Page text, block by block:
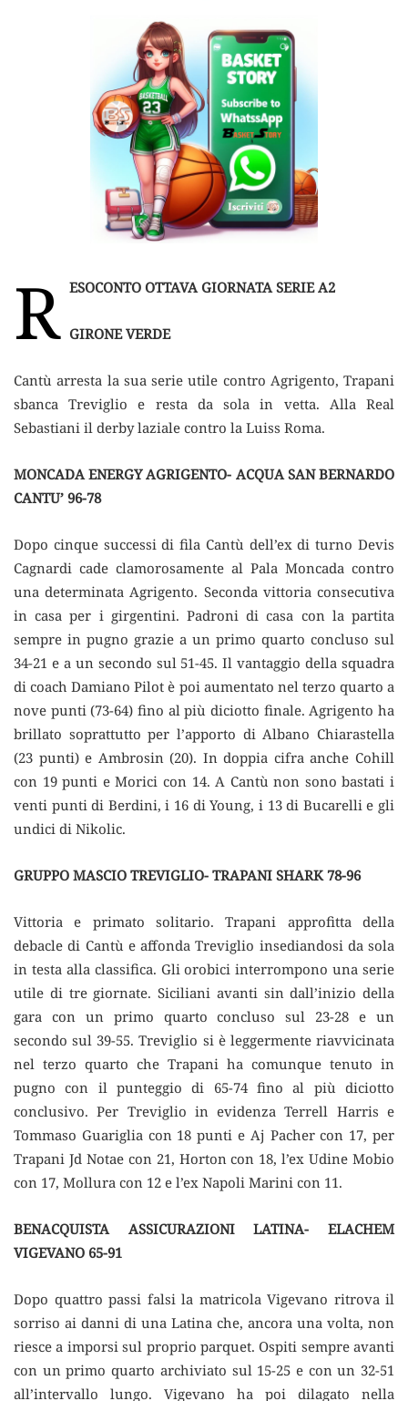
R ESOCONTO OTTAVA GIORNATA SERIE A2
GIRONE VERDE
Cantù arresta la sua serie utile contro Agrigento, Trapani
sbanca Treviglio e resta da sola in vetta. Alla Real
Sebastiani il derby laziale contro la Luiss Roma.
MONCADA ENERGY AGRIGENTO- ACQUA SAN BERNARDO
CANTU’ 96-78
Dopo cinque successi di fila Cantù dell’ex di turno Devis
Cagnardi cade clamorosamente al Pala Moncada contro
una determinata Agrigento. Seconda vittoria consecutiva
in casa per i girgentini. Padroni di casa con la partita
sempre in pugno grazie a un primo quarto concluso sul
34-21 e a un secondo sul 51-45. Il vantaggio della squadra
di coach Damiano Pilot è poi aumentato nel terzo quarto a
nove punti (73-64) fino al più diciotto finale. Agrigento ha
brillato soprattutto per l’apporto di Albano Chiarastella
(23 punti) e Ambrosin (20). In doppia cifra anche Cohill
con 19 punti e Morici con 14. A Cantù non sono bastati i
venti punti di Berdini, i 16 di Young, i 13 di Bucarelli e gli
undici di Nikolic.
GRUPPO MASCIO TREVIGLIO- TRAPANI SHARK 78-96
Vittoria e primato solitario. Trapani approfitta della
debacle di Cantù e affonda Treviglio insediandosi da sola
in testa alla classifica. Gli orobici interrompono una serie
utile di tre giornate. Siciliani avanti sin dall’inizio della
gara con un primo quarto concluso sul 23-28 e un
secondo sul 39-55. Treviglio si è leggermente riavvicinata
nel terzo quarto che Trapani ha comunque tenuto in
pugno con il punteggio di 65-74 fino al più diciotto
conclusivo. Per Treviglio in evidenza Terrell Harris e
Tommaso Guariglia con 18 punti e Aj Pacher con 17, per
Trapani Jd Notae con 21, Horton con 18, l’ex Udine Mobio
con 17, Mollura con 12 e l’ex Napoli Marini con 11.
BENACQUISTA ASSICURAZIONI LATINA- ELACHEM
VIGEVANO 65-91
Dopo quattro passi falsi la matricola Vigevano ritrova il
sorriso ai danni di una Latina che, ancora una volta, non
riesce a imporsi sul proprio parquet. Ospiti sempre avanti
con un primo quarto archiviato sul 15-25 e con un 32-51
all’intervallo lungo. Vigevano ha poi dilagato nella